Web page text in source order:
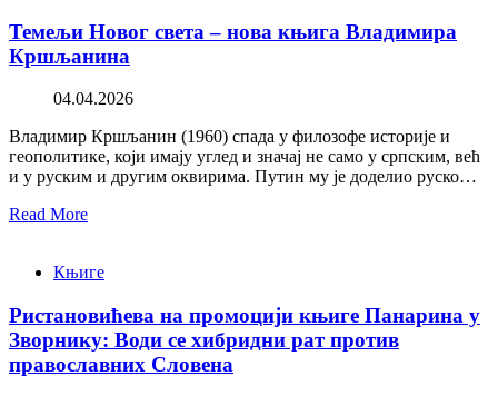
Темељи Новог света – нова књига Владимира
Кршљанина
04.04.2026
Владимир Кршљанин (1960) спада у филозофе историје и
геополитике, који имају углед и значај не само у српским, већ
и у руским и другим оквирима. Путин му је доделио руско…
Read More
Књиге
Ристановићева на промоцији књиге Панарина у
Зворнику: Води се хибридни рат против
православних Словена